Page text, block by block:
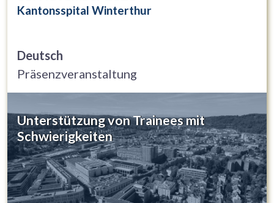
Kantonsspital Winterthur
Deutsch
Präsenzveranstaltung
Unterstützung von Trainees mit
Schwierigkeiten